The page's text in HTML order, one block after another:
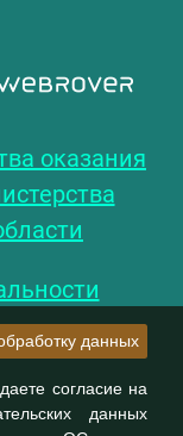
оказания
данных
согласие на
данных